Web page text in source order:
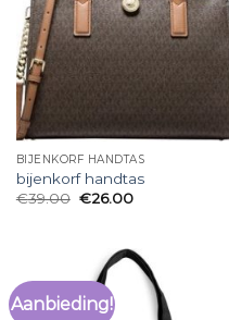
BIJENKORF HANDTAS
bijenkorf handtas
€39.00 €26.00
Aanbieding!